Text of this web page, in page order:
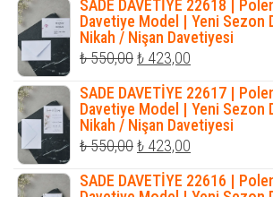
₺ 550,00.fiyat:
₺ 423,00.
SADE DAVETİYE 22618 |
Davetiye Model | Yeni Sezon
Nikah / Nişan Davetiyesi
₺550,00Orijinal
fiyat:
₺ 550,00.
₺ 423,00
fiyat:
₺ 423,00.
SADE DAVETİYE 22617 |
Davetiye Model | Yeni Sezon
Nikah / Nişan Davetiyesi
₺550,00Orijinal
fiyat:
₺ 423,00
SADE DAVETİYE 22616 |